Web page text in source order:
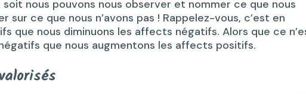
nous pouvons nous observer et nommer ce que nous
sur ce que nous n’avons pas ! Rappelez-vous, c’est en
que nous diminuons les affects négatifs. Alors que ce
que nous augmentons les affects positifs.